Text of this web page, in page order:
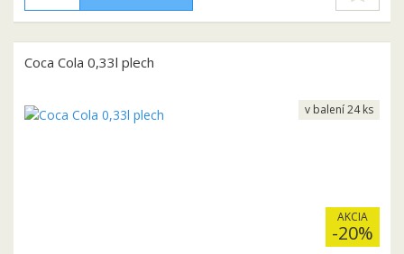
Coca Cola 0,33l plech
AKCIA
-20%
v balení 24 ks